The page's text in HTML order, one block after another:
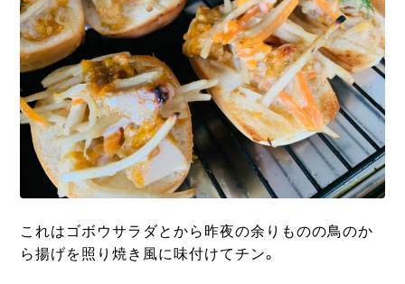
これはゴボウサラダとから昨夜の余りものの鳥のか
ら揚げを照り焼き風に味付けてチン。